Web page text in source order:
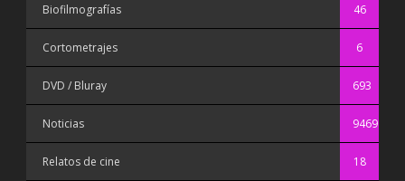
Biofilmografías 46
Cortometrajes 6
DVD / Bluray 693
Noticias 9469
Relatos de cine 18